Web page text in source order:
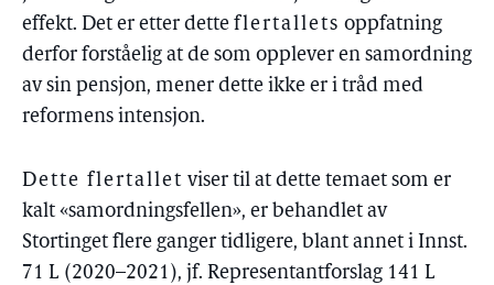
effekt. Det er etter dette flertallets oppfatning
derfor forståelig at de som opplever en samordning
av sin pensjon, mener dette ikke er i tråd med
reformens intensjon.
Dette flertallet viser til at dette temaet som er
kalt «samordningsfellen», er behandlet av
Stortinget flere ganger tidligere, blant annet i Innst.
71 L (2020–2021), jf. Representantforslag 141 L